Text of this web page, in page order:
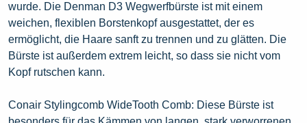
wurde. Die Denman D3 Wegwerfbürste ist mit einem
weichen, flexiblen Borstenkopf ausgestattet, der es
ermöglicht, die Haare sanft zu trennen und zu glätten. Die
Bürste ist außerdem extrem leicht, so dass sie nicht vom
Kopf rutschen kann.
Conair Stylingcomb WideTooth Comb: Diese Bürste ist